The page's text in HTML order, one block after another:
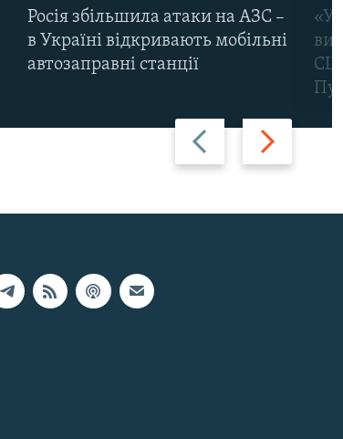
Назад Вперед
Росія збільшила атаки на АЗС –
в Україні відкривають мобільні
автозаправні станції